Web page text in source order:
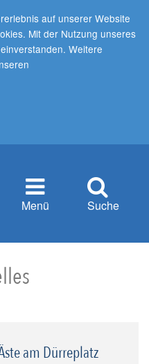
auf unserer Website
Mit der Nutzung unseres
Weitere
Menü Suche
am Dürreplatz